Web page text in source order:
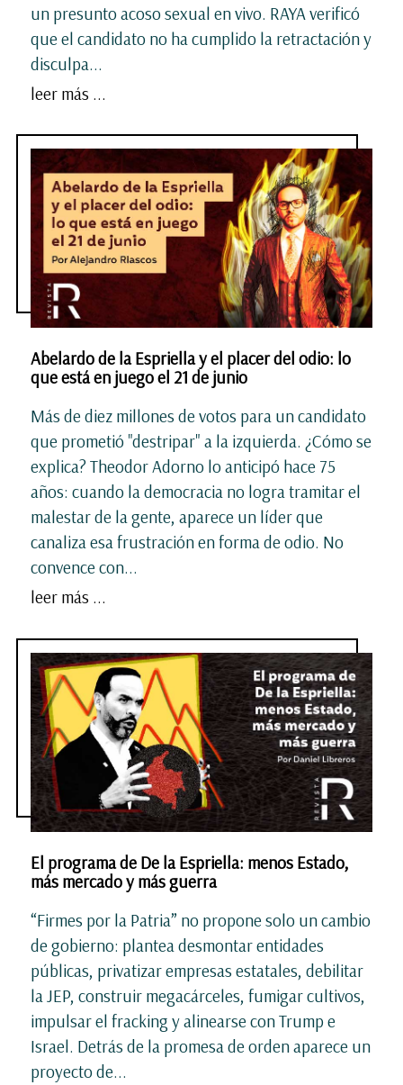
un presunto acoso sexual en vivo. RAYA verificó
que el candidato no ha cumplido la retractación y
disculpa...
leer más ...
Abelardo de la Espriella y el placer del odio: lo
que está en juego el 21 de junio
Más de diez millones de votos para un candidato
que prometió "destripar" a la izquierda. ¿Cómo se
explica? Theodor Adorno lo anticipó hace 75
años: cuando la democracia no logra tramitar el
malestar de la gente, aparece un líder que
canaliza esa frustración en forma de odio. No
convence con...
leer más ...
El programa de De la Espriella: menos Estado,
más mercado y más guerra
“Firmes por la Patria” no propone solo un cambio
de gobierno: plantea desmontar entidades
públicas, privatizar empresas estatales, debilitar
la JEP, construir megacárceles, fumigar cultivos,
impulsar el fracking y alinearse con Trump e
Israel. Detrás de la promesa de orden aparece un
proyecto de...